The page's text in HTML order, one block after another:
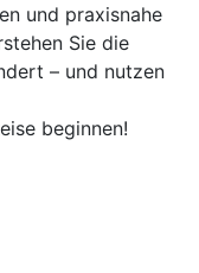
und praxisnahe
Sie die
– und nutzen
beginnen!